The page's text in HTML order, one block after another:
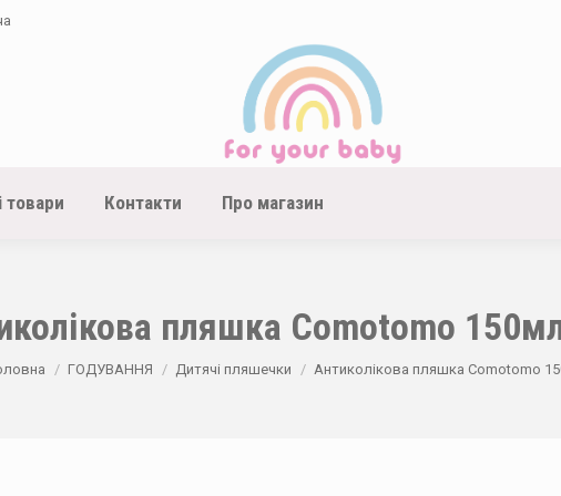
товари Контакти Про магазин
пляшка Comotomo
are here:ГОДУВАННЯ Дитячі пляшечки Антиколікова пляшка Comotomo